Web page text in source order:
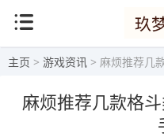
主页 > 游戏资讯 > 麻烦推荐几
麻烦推荐几款格